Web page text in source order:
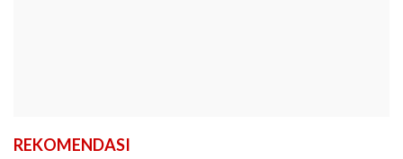
REKOMENDASI